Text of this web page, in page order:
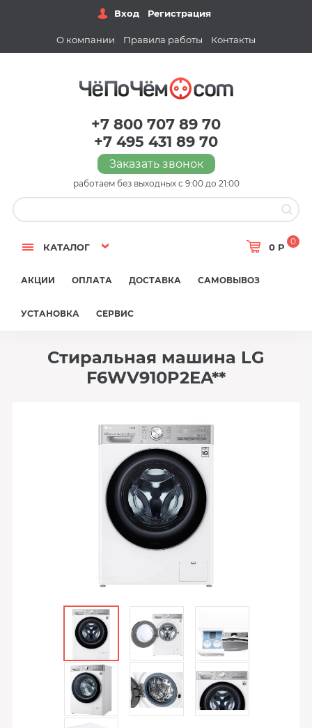
Вход Регистрация
О компании Правила работы Контакты
+7 800 707 89 70
+7 495 431 89 70
Заказать звонок
работаем без выходных с 9:00 до 21:00
КАТАЛОГ 0 Р
0
АКЦИИ ОПЛАТА ДОСТАВКА САМОВЫВОЗ
УСТАНОВКА СЕРВИС
Стиральная машина LG
F6WV910P2EA**